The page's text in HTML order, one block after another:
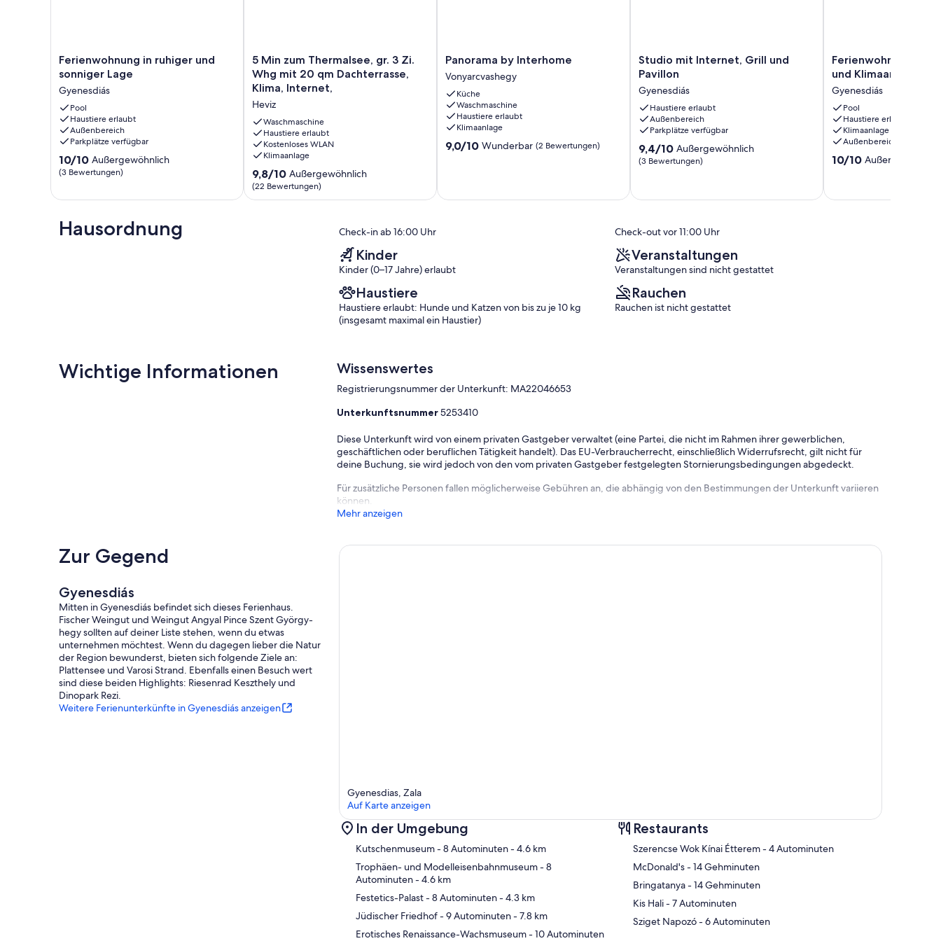
Ferienwohnung
in
ruhiger
und
sonniger
Lage
Gyenesdiás
Ferienwohnung in ruhiger und
sonniger Lage
Gyenesdiás
Pool
Haustiere erlaubt
Außenbereich
Parkplätze verfügbar
10.0
von
Außergewöhnlich,
Bewertungen)
10/10 Außergewöhnlich
(3 Bewertungen)
5
Min
zum
Thermalsee,
gr.
3
Zi.
Whg
mit
20
qm
Dachterrasse,
5 Min zum Thermalsee, gr. 3 Zi.
Whg mit 20 qm Dachterrasse,
Klima, Internet,
Heviz
Waschmaschine
Haustiere erlaubt
Kostenloses WLAN
Klimaanlage
9.8
von
10,
9,8/10 Außergewöhnlich
(22 Bewertungen)
Panorama
by
Interhome
Vonyarcvashegy
Panorama by Interhome
Vonyarcvashegy
Küche
Waschmaschine
Haustiere erlaubt
Klimaanlage
9.0
9,0/10 Wunderbar (2 Bewertungen)
Studio
mit
Grill
und
Pavillon
Gyenesdiás
Studio mit Internet, Grill und
Pavillon
Gyenesdiás
Haustiere erlaubt
Außenbereich
Parkplätze verfügbar
9.4
von
(3
9,4/10 Außergewöhnlich
(3 Bewertungen)
Ferienwohnung
mit
und
Klimaanlage
Gyenesdiás
Ferienwohnung mit
und Klimaanlage
Gyenesdiás
Pool
Haustiere erlaubt
Klimaanlage
Außenbereich
10.0
Außergewöhnlich,
10/10
Hausordnung Check-in ab 16:00 Uhr Check-out vor 11:00 Uhr
Kinder
Kinder (0–17 Jahre) erlaubt
Veranstaltungen
Veranstaltungen sind nicht gestattet
Haustiere
Haustiere erlaubt: Hunde und Katzen von bis zu je 10 kg
(insgesamt maximal ein Haustier)
Rauchen
Rauchen ist nicht gestattet
Wichtige Informationen Wissenswertes
Registrierungsnummer der Unterkunft: MA22046653
Unterkunftsnummer5253410
Diese Unterkunft wird von einem privaten Gastgeber verwaltet (eine Partei, die nicht im Rahmen ihrer gewerblichen,
geschäftlichen oder beruflichen Tätigkeit handelt). Das EU-Verbraucherrecht, einschließlich Widerrufsrecht, gilt nicht für
deine Buchung, sie wird jedoch von den vom privaten Gastgeber festgelegten Stornierungsbedingungen abgedeckt.
Für zusätzliche Personen fallen möglicherweise Gebühren an, die abhängig von den Bestimmungen der Unterkunft variieren
können.
Mehr anzeigen
Zur Gegend
Gyenesdiás
Mitten in Gyenesdiás befindet sich dieses Ferienhaus.
Fischer Weingut und Weingut Angyal Pince Szent György-
hegy sollten auf deiner Liste stehen, wenn du etwas
unternehmen möchtest. Wenn du dagegen lieber die Natur
der Region bewunderst, bieten sich folgende Ziele an:
Plattensee und Varosi Strand. Ebenfalls einen Besuch wert
sind diese beiden Highlights: Riesenrad Keszthely und
Dinopark Rezi.
Weitere Ferienunterkünfte in Gyenesdiás anzeigen
Gyenesdias, Zala
Auf Karte anzeigen
In der Umgebung
Kutschenmuseum- 8 Autominuten- 4.6 km
Trophäen- und Modelleisenbahnmuseum- 8
Autominuten- 4.6 km
Festetics-Palast- 8 Autominuten- 4.3 km
Jüdischer Friedhof- 9 Autominuten- 7.8 km
Erotisches Renaissance-Wachsmuseum- 10 Autominuten
Restaurants
‪Szerencse Wok Kínai Étterem - ‬4 Autominuten
‪McDonald's - ‬14 Gehminuten
‪Bringatanya - ‬14 Gehminuten
‪Kis Hali - ‬7 Autominuten
‪Sziget Napozó - ‬6 Autominuten